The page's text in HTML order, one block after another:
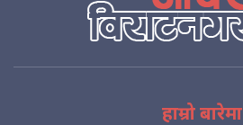
हाम्रो बारेमा